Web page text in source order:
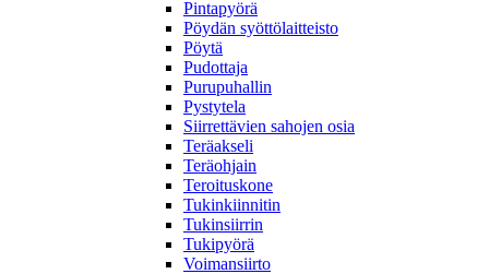
Pintapyörä
Pöydän syöttölaitteisto
Pöytä
Pudottaja
Purupuhallin
Pystytela
Siirrettävien sahojen osia
Teräakseli
Teräohjain
Teroituskone
Tukinkiinnitin
Tukinsiirrin
Tukipyörä
Voimansiirto